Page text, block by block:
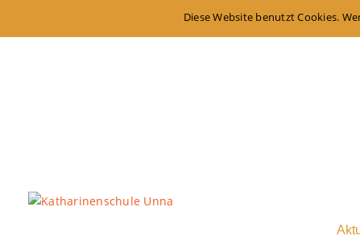
Diese Website benutzt Cookies.